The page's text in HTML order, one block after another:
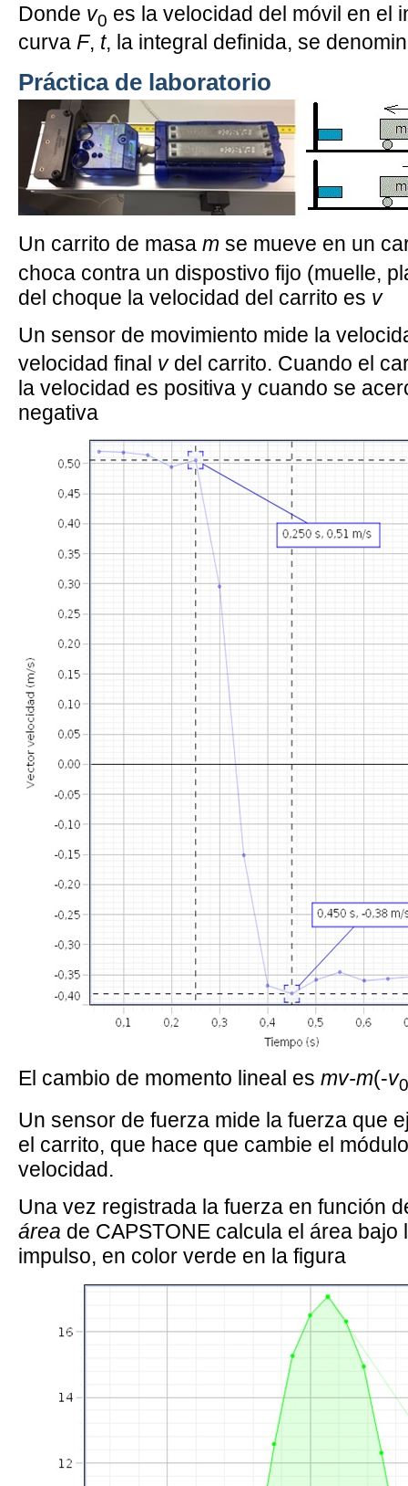
Donde v0 es la velocidad del móvil en el
curva F, t, la integral definida, se
Práctica de laboratorio
Un carrito de masa m se mueve en un
choca contra un dispostivo fijo (muelle,
del choque la velocidad del carrito es v
Un sensor de movimiento mide la
velocidad final vdel carrito. Cuando el
la velocidad es positiva y cuando se
negativa
El cambio de momento lineal es mv-m(-v0
Un sensor de fuerza mide la fuerza que
el carrito, que hace que cambie el
velocidad.
Una vez registrada la fuerza en función
área de CAPSTONE calcula el área bajo
impulso, en color verde en la figura